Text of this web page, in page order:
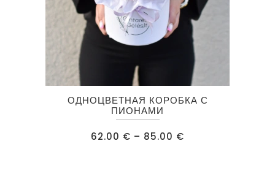
ОДНОЦВЕТНАЯ КОРОБКА С
ПИОНАМИ
62.00 € – 85.00 €